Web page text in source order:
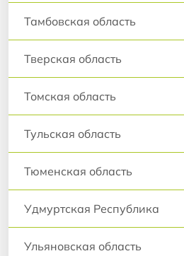
Тамбовская область
Тверская область
Томская область
Тульская область
Тюменская область
Удмуртская Республика
Ульяновская область